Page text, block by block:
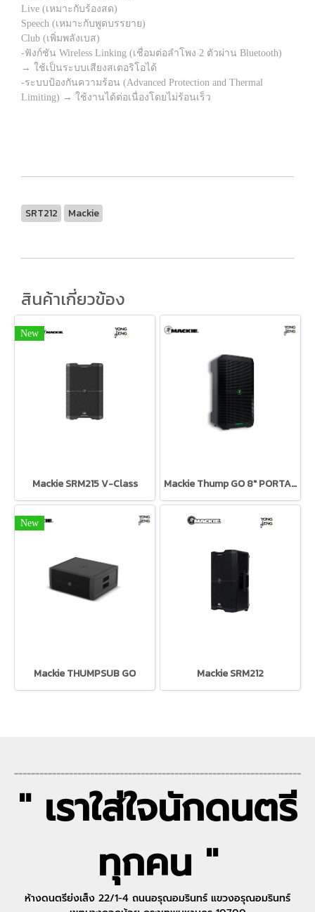
Live (เหมาะกับร้องสด)
Speech (เหมาะกับพูดบรรยาย)
Club (เพิ่มพลังเบส)
-ฟังก์ชัน Wireless Linking (เชื่อมต่อลำโพง 2 ตัวผ่าน Bluetooth)
→ ใช้เป็นระบบเสียงสเตอริโอได้
-ระบบป้องกันความร้อน (Advanced Protection and Thermal
Limiting) → ใช้งานได้ต่อเนื่องโดยไม่ร้อนเร็ว
SRT212 Mackie
สินค้าเกี่ยวข้อง
New
Mackie SRM215 V-Class Mackie Thump GO 8" PORTABLE BATTERY-POWERED LOUDSPEAKER ตู้ลำโพง Active ขนาด 8 นิ้ว
New
Mackie THUMPSUB GO Mackie SRM212
--------------------------------------------------------------------
" เราใส่ใจนักดนตรี
ทุกคน "
ห้างดนตรีย่งเส็ง 22/1-4 ถนนอรุณอมรินทร์ แขวงอรุณอมรินทร์